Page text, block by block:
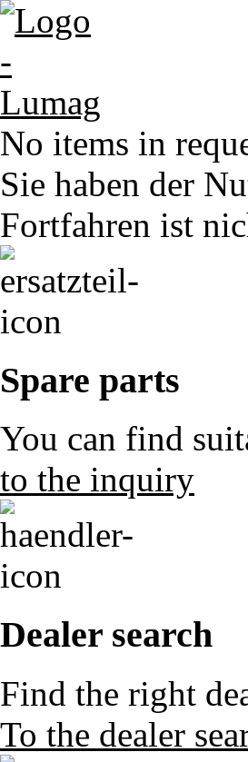
No items in
Sie haben der
Fortfahren ist
Spare parts
You can find
to the inquiry
Dealer search
Find the right
To the dealer